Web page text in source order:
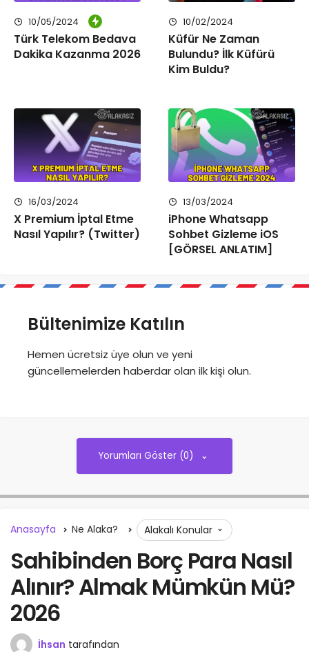
10/05/2024
Türk Telekom Bedava
Dakika Kazanma 2026
10/02/2024
Küfür Ne Zaman
Bulundu? İlk Küfürü
Kim Buldu?
16/03/2024
X Premium İptal Etme
Nasıl Yapılır? (Twitter)
13/03/2024
iPhone Whatsapp
Sohbet Gizleme iOS
[GÖRSEL ANLATIM]
Bültenimize Katılın
Hemen ücretsiz üye olun ve yeni
güncellemelerden haberdar olan ilk kişi olun.
Yorumları Göster (0)
Anasayfa Ne Alaka? Alakalı Konular
Sahibinden Borç Para Nasıl
Alınır? Almak Mümkün Mü?
2026
İhsan tarafından